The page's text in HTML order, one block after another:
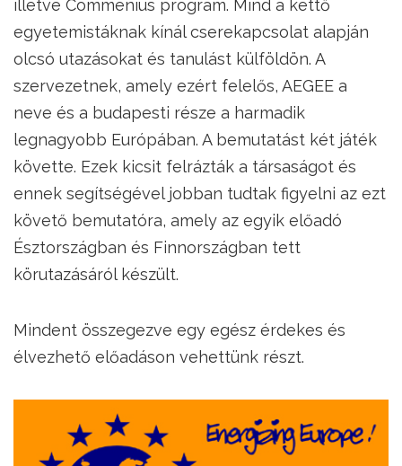
illetve Commenius program. Mind a kettő
egyetemistáknak kínál cserekapcsolat alapján
olcsó utazásokat és tanulást külföldön. A
szervezetnek, amely ezért felelős, AEGEE a
neve és a budapesti része a harmadik
legnagyobb Európában. A bemutatást két játék
követte. Ezek kicsit felrázták a társaságot és
ennek segítségével jobban tudtak figyelni az ezt
követő bemutatóra, amely az egyik előadó
Észtországban és Finnországban tett
körutazásáról készült.
Mindent összegezve egy egész érdekes és
élvezhető előadáson vehettünk részt.